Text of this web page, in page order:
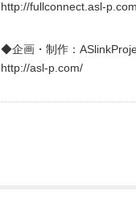
http://fullconnect.asl-
◆企画・制作：
http://asl-p.com/